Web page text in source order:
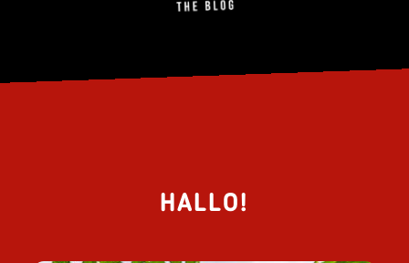
HALLO!